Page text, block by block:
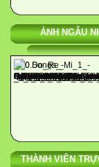
ẢNH NGẪU
THÀNH VIÊN